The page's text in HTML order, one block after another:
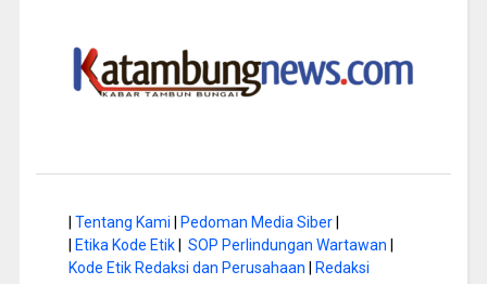
Tentang Kami Pedoman Media Siber|
Etika Kode Etik| SOP Perlindungan Wartawan
Kode Etik Redaksi dan Perusahaan
Redaksi